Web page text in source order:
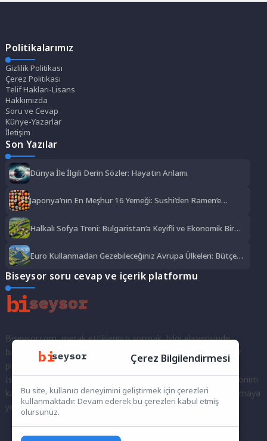
Politikalarımız
Gizlilik Politikası
Çerez Politikası
Telif Hakları-Lisans
Hakkımızda
Soru ve Cevap
Künye-Yazarlar
İletişim
Son Yazılar
Dünya İle İlgili Derin Sözler: Hayatın Anlamı
Japonya’nın En Meşhur 16 Yemeği: Sushi’den Ramen’e
Halkalı Sofya Treni: Bulgaristan’a Keyifli ve Ekonomik Bir
Euro Kullanmadan Gezebileceğiniz Avrupa Ülkeleri: Bütçe
Biseysor soru cevap ve içerik platformu
Biseysor.com, merak ettiklerinizi sormak, bilgi alışverişinde
bulunmak ve fikirlerinizi paylaşmak için bir araya geldiğimiz bir
platformdur.
İster kayıtlı bir kullanıcı olarak topluluğumuza katılın, ister anonim
kalarak sorularınızı yöneltin; burada her türlü soruya ve tartışmaya
yer var. Bilgiyi keşfetmek ve paylaşmak için bize katılın!
Çerez Bilgilendirmesi
Bu site, kullanıcı deneyimini geliştirmek için çerezleri
kullanmaktadır. Devam ederek bu çerezleri kabul etmiş
olursunuz.